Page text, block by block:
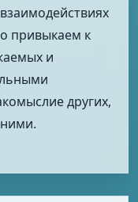
привы­каем к
и
других,